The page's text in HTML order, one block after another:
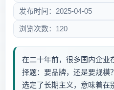
发布时间：2025-04-05
浏览次数：120
在二十年前，很多国内企业
择题：要品牌，还是要规模
选定了长期主义，意味着在